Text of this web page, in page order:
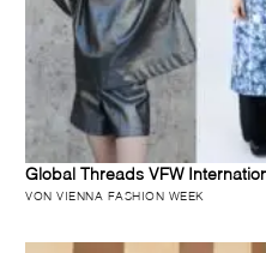
Global Threads VFW
VON VIENNA FASHION WEEK